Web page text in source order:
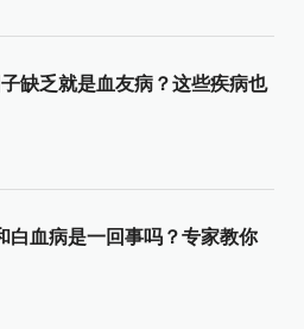
缺乏就是血友病？这些疾病也
白血病是一回事吗？专家教你